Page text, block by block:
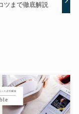
ツまで徹底解説